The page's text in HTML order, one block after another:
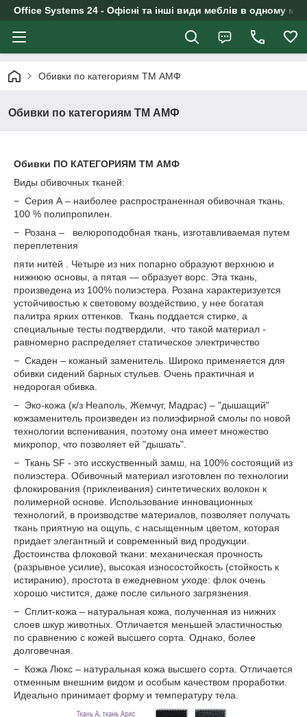
Office Systems 24 - Офісні та інші види меблів в одному
Обивки по категориям ТМ АМФ
Обивки по категориям ТМ АМФ
Обивки ПО КАТЕГОРИЯМ ТМ АМФ
Виды обивочных тканей:
− Серия А – наиболее распространенная обивочная ткань.
100 % полипропилен.
− Розана – велюроподобная ткань, изготавливаемая путем
переплетения
пяти нитей . Четыре из них попарно образуют верхнюю и
нижнюю основы, а пятая — образует ворс. Эта ткань,
произведена из 100% полиэстера. Розана характеризуется
устойчивостью к световому воздействию, у нее богатая
палитра ярких оттенков. Ткань поддается стирке, а
специальные тесты подтвердили, что такой материал -
равномерно распределяет статическое электричество
− Скаден – кожаный заменитель. Широко применяется для
обивки сидений барных стульев. Очень практичная и
недорогая обивка.
− Эко-кожа (к/з Неаполь, Жемчуг, Мадрас) – "дышащий"
кожзаменитель произведен из полиэфирной смолы по новой
технологии вспенивания, поэтому она имеет множество
микропор, что позволяет ей "дышать".
− Ткань SF - это исскуственный замш, на 100% состоящий из
полиэстера. Обивочный материал изготовлен по технологии
флокирования (приклеивания) синтетических волокон к
полимерной основе. Использование инновационных
технологий, в производстве материалов, позволяет получать
ткань приятную на ощупь, с насыщенным цветом, которая
придает элегантный и современный вид продукции.
Достоинства флоковой ткани: механическая прочность
(разрывное усилие), высокая износостойкость (стойкость к
истиранию), простота в ежедневном уходе: флок очень
хорошо чистится, даже после сильного загрязнения.
− Сплит-кожа – натуральная кожа, полученная из нижних
слоев шкур животных. Отличается меньшей эластичностью
по сравнению с кожей высшего сорта. Однако, более
долговечная.
− Кожа Люкс – натуральная кожа высшего сорта. Отличается
отменным внешним видом и особым качеством проработки.
Идеально принимает форму и температуру тела.